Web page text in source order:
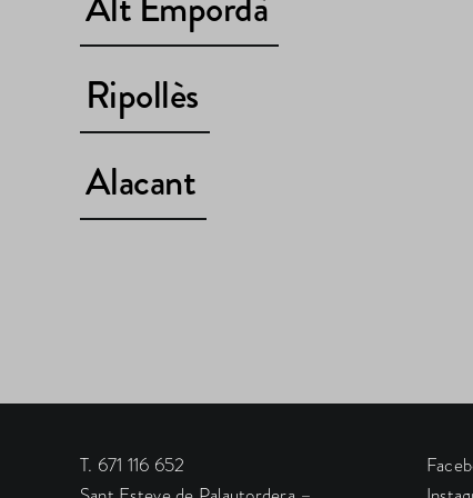
Ripollès
Alacant
T. 671 116 652